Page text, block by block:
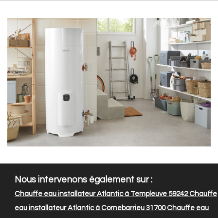
Nous intervenons également sur :
Chauffe eau installateur Atlantic à Templeuve 59242Chauffe
eau installateur Atlantic à Cornebarrieu 31700Chauffe eau